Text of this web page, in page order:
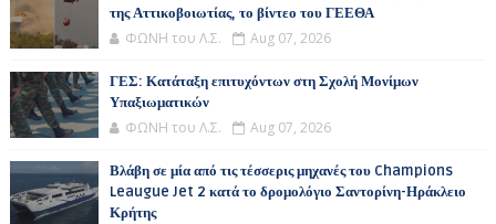
της Αττικοβοιωτίας, το βίντεο του ΓΕΕΘΑ
ΦΩΝΗ του Λ.Σ. Aug 07, 2026
ΓΕΣ: Κατάταξη επιτυχόντων στη Σχολή Μονίμων
Υπαξιωματικών
ΦΩΝΗ του Λ.Σ. Aug 07, 2026
Βλάβη σε μία από τις τέσσερις μηχανές του Champions
Leaugue Jet 2 κατά το δρομολόγιο Σαντορίνη-Ηράκλειο
Κρήτης